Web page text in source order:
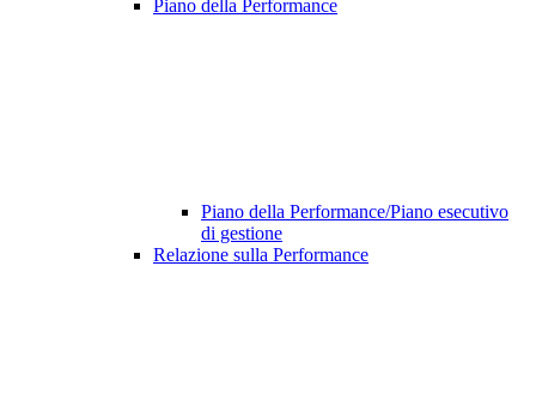
Piano della Performance
Piano della Performance/Piano esecutivo
di gestione
Relazione sulla Performance